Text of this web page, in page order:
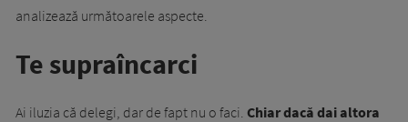
analizează următoarele aspecte.
Te supraîncarci
Ai iluzia că delegi, dar de fapt nu o faci. Chiar dacă dai altora